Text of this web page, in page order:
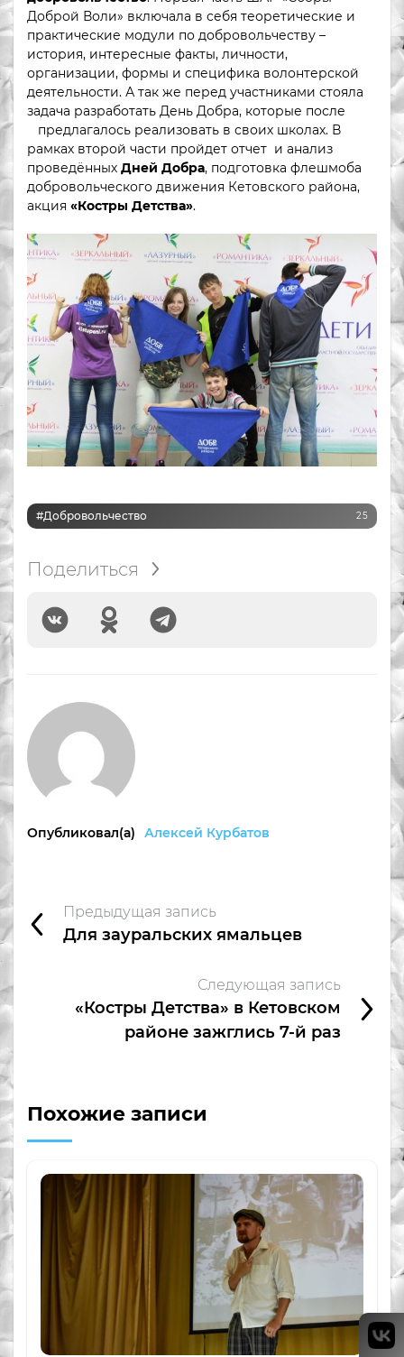
Доброй Воли» включала в себя теоретические и
практические модули по добровольчеству –
история, интересные факты, личности,
организации, формы и специфика волонтерской
деятельности. А так же перед участниками стояла
задача разработать День Добра, которые после
предлагалось реализовать в своих школах. В
рамках второй части пройдет отчет и анализ
проведённых Дней Добра, подготовка флешмоба
добровольческого движения Кетовского района,
акция «Костры Детства».
#Добровольчество 25
Поделиться
Опубликовал(а) Алексей Курбатов
Предыдущая запись
Для зауральских ямальцев
Следующая запись
«Костры Детства» в Кетовском
районе зажглись 7-й раз
Похожие записи